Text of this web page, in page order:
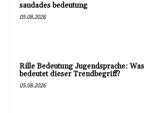
saudades bedeutung
05.08.2026
Rille Bedeutung Jugendsprache: Was
bedeutet dieser Trendbegriff?
05.08.2026